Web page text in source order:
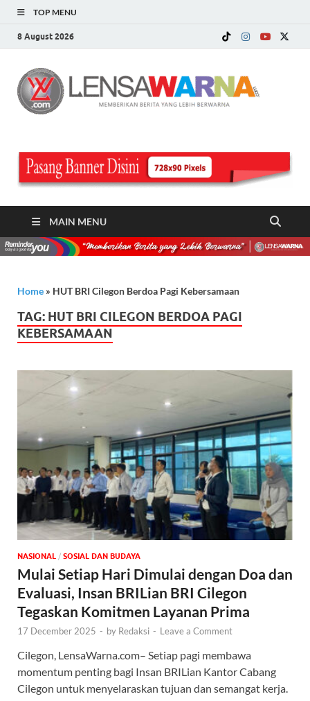
TOP MENU
8 August 2026
MAIN MENU
Home » HUT BRI Cilegon Berdoa Pagi Kebersamaan
TAG: HUT BRI CILEGON BERDOA PAGI
KEBERSAMAAN
NASIONAL / SOSIAL DAN BUDAYA
Mulai Setiap Hari Dimulai dengan Doa dan
Evaluasi, Insan BRILian BRI Cilegon
Tegaskan Komitmen Layanan Prima
17 December 2025 - by Redaksi - Leave a Comment
Cilegon, LensaWarna.com– Setiap pagi membawa
momentum penting bagi Insan BRILian Kantor Cabang
Cilegon untuk menyelaraskan tujuan dan semangat kerja.